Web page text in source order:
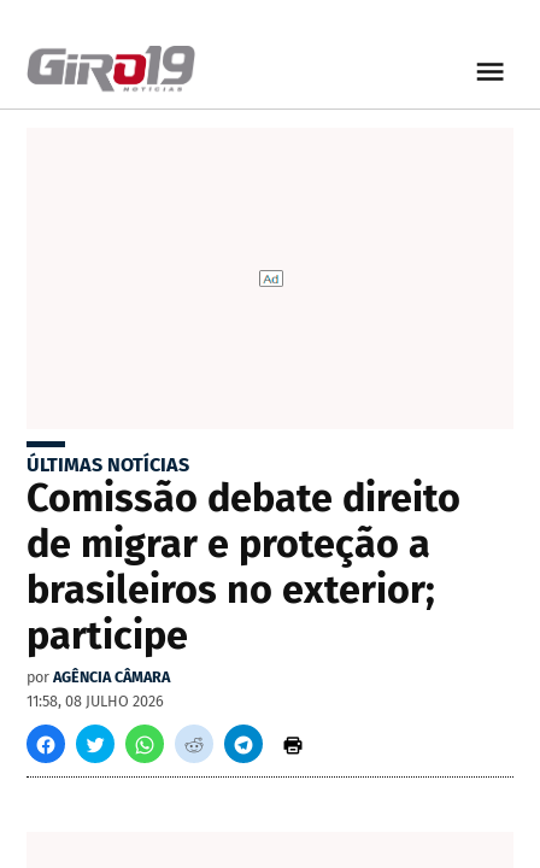
ÚLTIMAS NOTÍCIAS
Comissão debate direito
de migrar e proteção a
brasileiros no exterior;
participe
por AGÊNCIA CÂMARA
11:58, 08 JULHO 2026